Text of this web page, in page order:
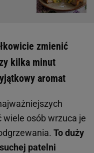
zmienić
kilka minut
aromat
wiele osób wrzuca je
To duży
patelni